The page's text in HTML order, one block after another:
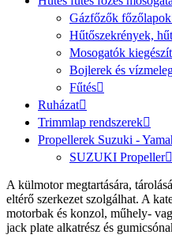
Gázfőzők főzőlapok
Hűtőszekrények,
Mosogatók
Bojlerek és
Fűtés
Ruházat
Trimmlap rendszerek
Propellerek Suzuki -
SUZUKI Propeller
A külmotor megtartására,
eltérő szerkezet szolgálhat. A
motorbak és konzol, műhely-
jack plate alkatrész és